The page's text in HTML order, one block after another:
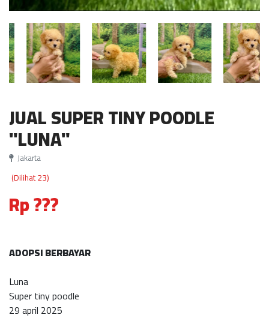
JUAL SUPER TINY POODLE
"LUNA"
Jakarta
(Dilihat 23)
Rp ???
ADOPSI BERBAYAR
Luna
Super tiny poodle
29 april 2025